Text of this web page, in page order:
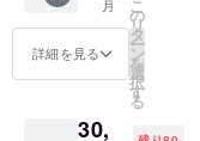
す。
しわ兵
児・下
駄）と
支援者
様から
持ちを
月
詳細を見る
こ
の
リ
タ
ー
ン
を
選
択
す
る
30,